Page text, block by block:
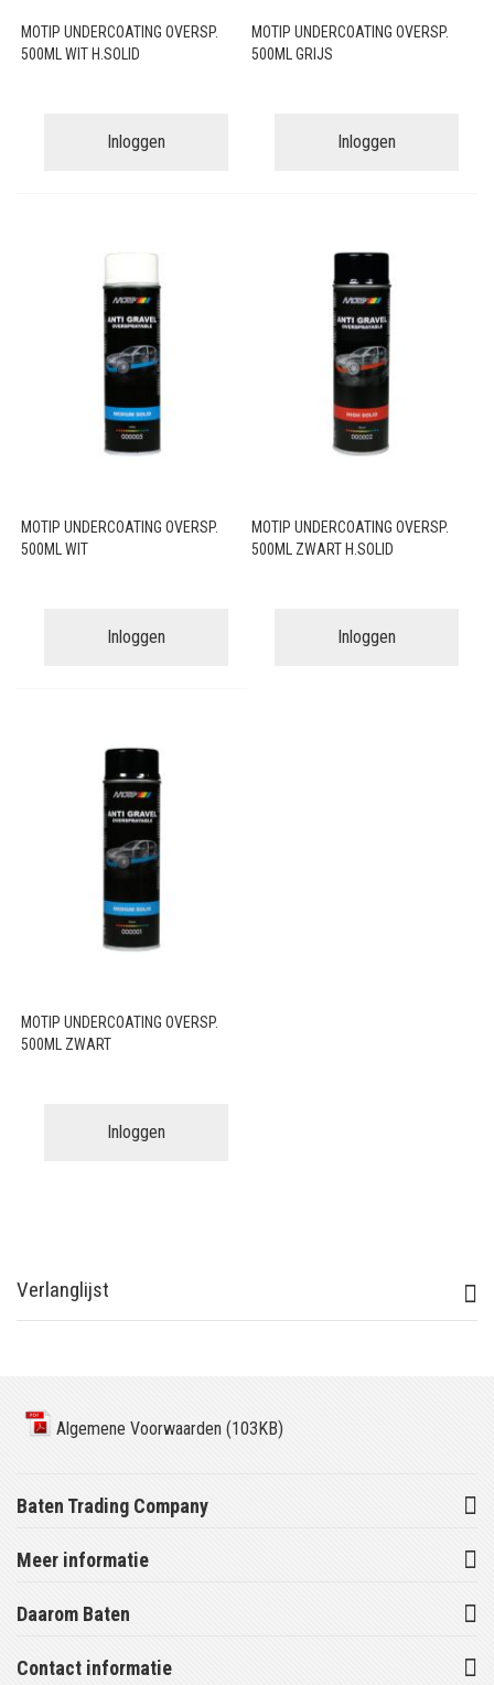
MOTIP UNDERCOATING OVERSP.
500ML WIT H.SOLID
Inloggen
MOTIP UNDERCOATING OVERSP.
500ML GRIJS
Inloggen
MOTIP UNDERCOATING OVERSP.
500ML WIT
Inloggen
MOTIP UNDERCOATING OVERSP.
500ML ZWART H.SOLID
Inloggen
MOTIP UNDERCOATING OVERSP.
500ML ZWART
Inloggen
Verlanglijst
Algemene Voorwaarden (103KB)
Baten Trading Company
Meer informatie
Daarom Baten
Contact informatie